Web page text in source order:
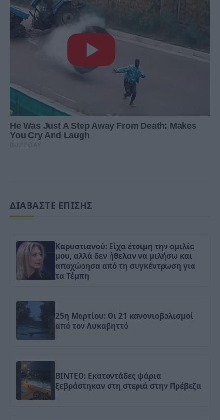
ΔΙΑΒΑΣΤΕ ΕΠΙΣΗΣ
Καρυστιανού: Είχα έτοιμη την ομιλία
μου, αλλά δεν ήθελαν να μιλήσω και
αποχώρησα από τη συγκέντρωση για
τα Τέμπη
25η Μαρτίου: Οι 21 κανονιοβολισμοί
από τον Λυκαβηττό
ΒΙΝΤΕΟ: Εκατοντάδες ψάρια
ξεβράστηκαν στη στεριά στην Πρέβεζα